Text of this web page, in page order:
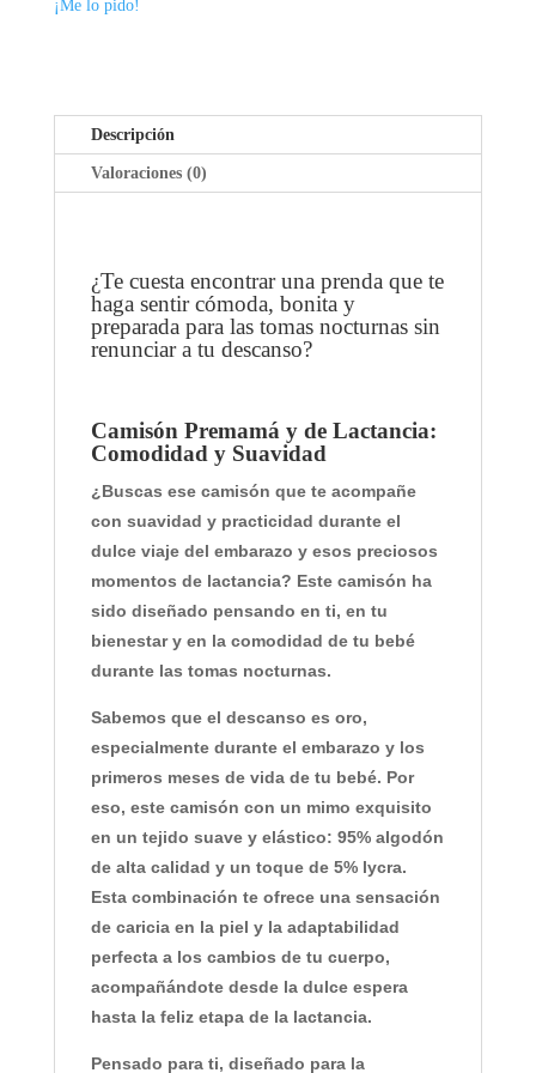
R
L
A
N
C
LACTANCIA
CANTIDAD
¡Me lo pido!
Descripción
Valoraciones (0)
¿Te cuesta encontrar una prenda que te
haga sentir cómoda, bonita y
preparada para las tomas nocturnas sin
renunciar a tu descanso?
Camisón Premamá y de Lactancia:
Comodidad y Suavidad
¿Buscas ese camisón que te acompañe
con suavidad y practicidad durante el
dulce viaje del embarazo y esos preciosos
momentos de lactancia? Este camisón ha
sido diseñado pensando en ti, en tu
bienestar y en la comodidad de tu bebé
durante las tomas nocturnas.
Sabemos que el descanso es oro,
especialmente durante el embarazo y los
primeros meses de vida de tu bebé. Por
eso, este camisón con un mimo exquisito
en un tejido suave y elástico: 95% algodón
de alta calidad y un toque de 5% lycra.
Esta combinación te ofrece una sensación
de caricia en la piel y la adaptabilidad
perfecta a los cambios de tu cuerpo,
acompañándote desde la dulce espera
hasta la feliz etapa de la lactancia.
Pensado para ti, diseñado para la